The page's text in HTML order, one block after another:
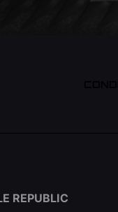
REPUBLIC